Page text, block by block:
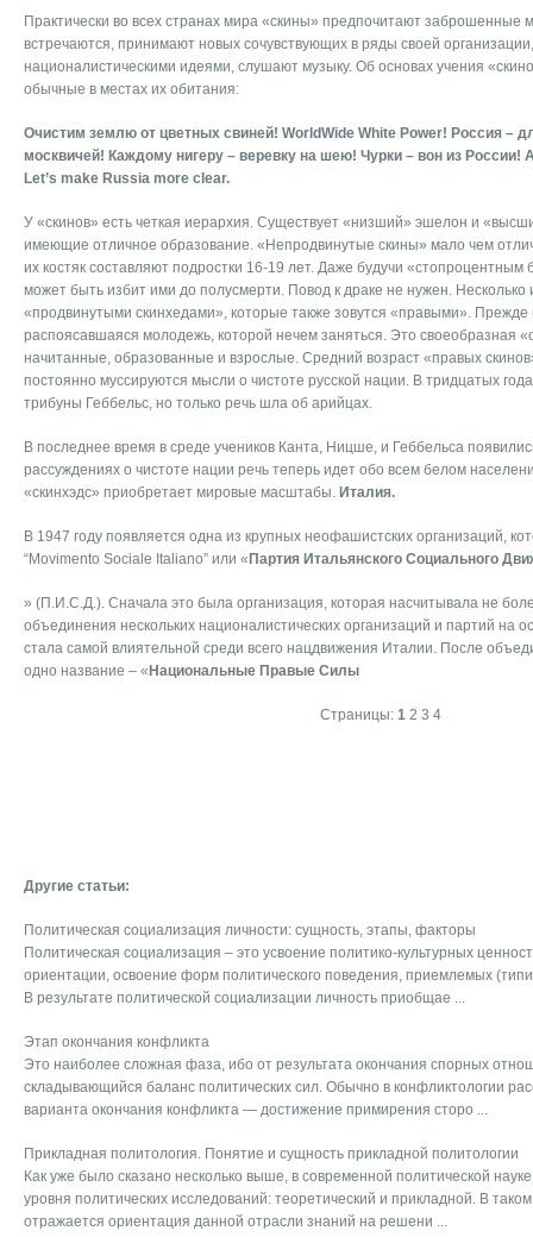
Практически во всех странах мира «скины» предпочитают заброшенные
встречаются, принимают новых сочувствующих в ряды своей
националистическими идеями, слушают музыку. Об основах учения
обычные в местах их обитания:
Очистим землю от цветных свиней! WorldWide White Power! Россия –
москвичей! Каждому нигеру – веревку на шею! Чурки – вон из России!
Let’s make Russia more clear.
У «скинов» есть четкая иерархия. Существует «низший» эшелон и
имеющие отличное образование. «Непродвинутые скины» мало чем
их костяк составляют подростки 16-19 лет. Даже будучи
может быть избит ими до полусмерти. Повод к драке не нужен. Несколько
«продвинутыми скинхедами», которые также зовутся «правыми». Прежде
распоясавшаяся молодежь, которой нечем заняться. Это своеобразная
начитанные, образованные и взрослые. Средний возраст «правых
постоянно муссируются мысли о чистоте русской нации. В тридцатых
трибуны Геббельс, но только речь шла об арийцах.
В последнее время в среде учеников Канта, Ницше, и Геббельса
рассуждениях о чистоте нации речь теперь идет обо всем белом
«скинхэдс» приобретает мировые масштабы. Италия.
В 1947 году появляется одна из крупных неофашистских организаций,
“Movimento Sociale Italiano” или « Партия Итальянского Социального
» (П.И.С.Д.). Сначала это была организация, которая насчитывала не
объединения нескольких националистических организаций и партий на
стала самой влиятельной среди всего нацдвижения Италии. После
одно название – « Национальные Правые Силы
Страницы: 1 2 3 4
Другие статьи:
Политическая социализация личности: сущность, этапы, факторы
Политическая социализация – это усвоение политико-культурных
ориентации, освоение форм политического поведения, приемлемых
В результате политической социализации личность приобщае ...
Этап окончания конфликта
Это наиболее сложная фаза, ибо от результата окончания спорных
складывающийся баланс политических сил. Обычно в конфликтологии
варианта окончания конфликта — достижение примирения сторо ...
Прикладная политология. Понятие и сущность прикладной политологии
Как уже было сказано несколько выше, в современной политической
уровня политических исследований: теоретический и прикладной. В
отражается ориентация данной отрасли знаний на решени ...